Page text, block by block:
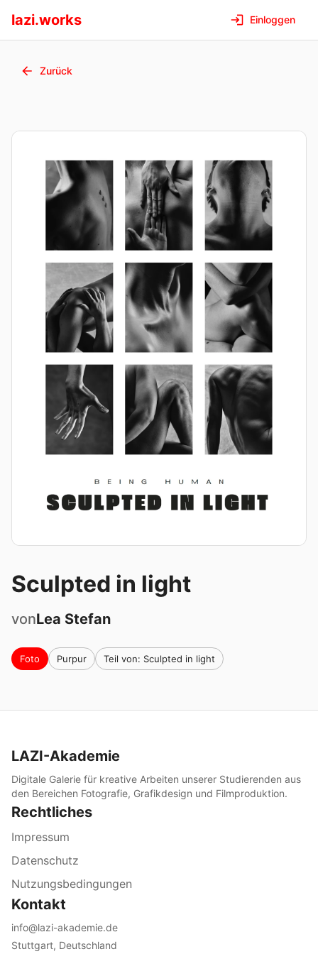
lazi.works Einloggen
Zurück
Sculpted in light
vonLea Stefan
Foto Purpur Teil von: Sculpted in light
LAZI-Akademie
Digitale Galerie für kreative Arbeiten unserer Studierenden aus
den Bereichen Fotografie, Grafikdesign und Filmproduktion.
Rechtliches
Impressum
Datenschutz
Nutzungsbedingungen
Kontakt
info@lazi-akademie.de
Stuttgart, Deutschland